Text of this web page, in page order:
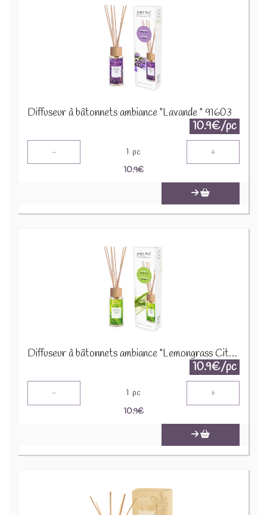
Diffuseur à bâtonnets ambiance "Lavande " 91603
10.9€/pc
- 1 pc +
10.9€
Diffuseur à bâtonnets ambiance "Lemongrass Citronnelle " 9160
10.9€/pc
- 1 pc +
10.9€